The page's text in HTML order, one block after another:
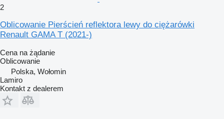
2
Oblicowanie Pierścień reflektora lewy do ciężarówki
Renault GAMA T (2021-)
Cena na żądanie
Oblicowanie
Polska, Wołomin
Lamiro
Kontakt z dealerem